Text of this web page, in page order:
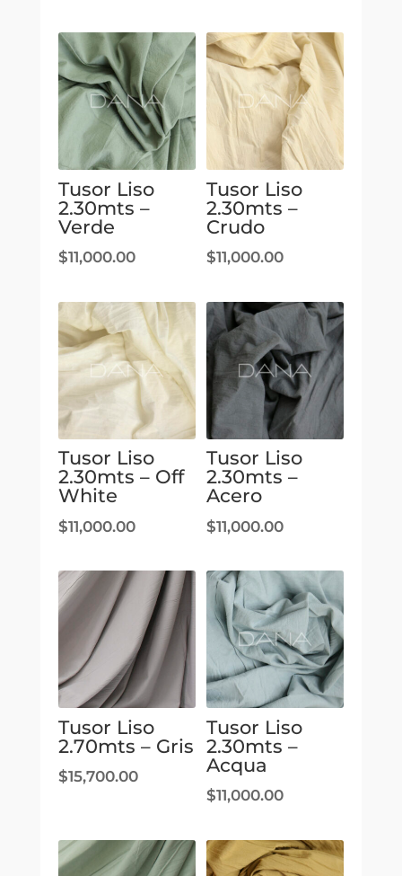
Tusor Liso
2.30mts –
Verde
$11,000.00
Tusor Liso
2.30mts –
Crudo
$11,000.00
Tusor Liso
2.30mts – Off
White
$11,000.00
Tusor Liso
2.30mts –
Acero
$11,000.00
Tusor Liso
2.70mts – Gris
$15,700.00
Tusor Liso
2.30mts –
Acqua
$11,000.00